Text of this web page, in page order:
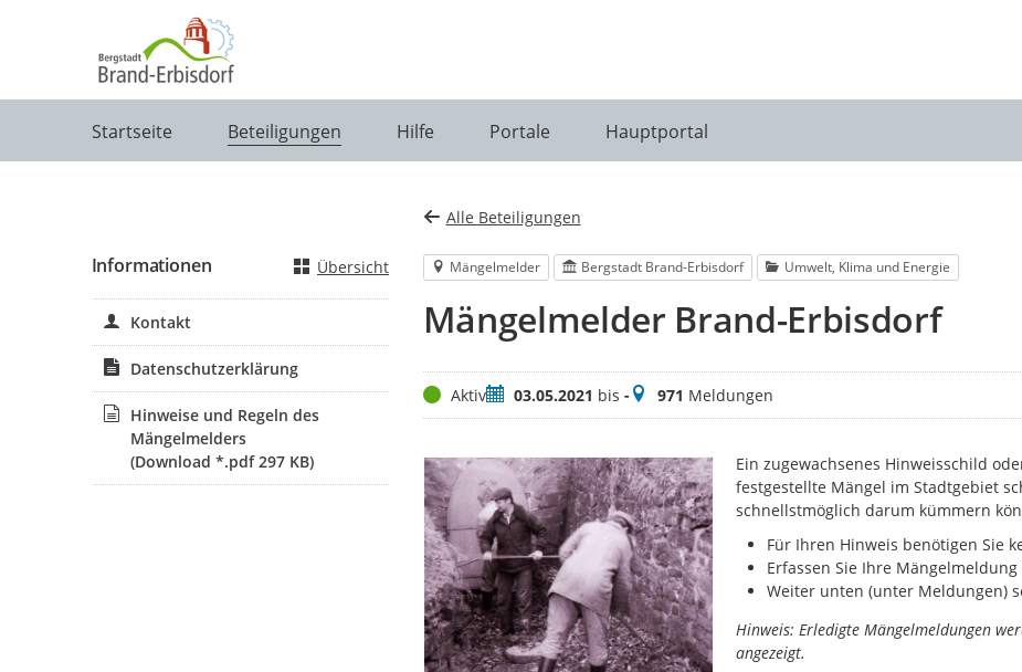
Startseite Beteiligungen Hilfe Portale Hauptportal
Alle Beteiligungen
Mängelmelder Bergstadt Brand-Erbisdorf Umwelt, Klima und Energie
Mängelmelder Brand-Erbisdorf
StatusAktivZeitraum
03.05.2021 bis -Meldungen
971 Meldungen
Ein zugewachsenes Hinweisschild
festgestellte Mängel im Stadtgebiet
schnellstmöglich darum kümmern
Für Ihren Hinweis benötigen Sie
Erfassen Sie Ihre
Weiter unten (unter Meldungen)
Hinweis: Erledigte Mängelmeldungen
angezeigt.
Informationen Übersicht
Kontakt
Datenschutzerklärung
Hinweise und Regeln des
Mängelmelders
(Download *.pdf 297 KB)